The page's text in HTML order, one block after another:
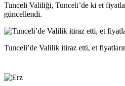
Tunceli Valiliği, Tunceli’de ki et
güncellendi.
Tunceli’de Valilik itiraz etti, et